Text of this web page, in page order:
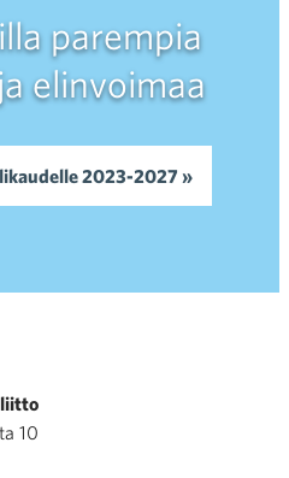
parempia
elinvoimaa
2023-2027 »
liitto
10